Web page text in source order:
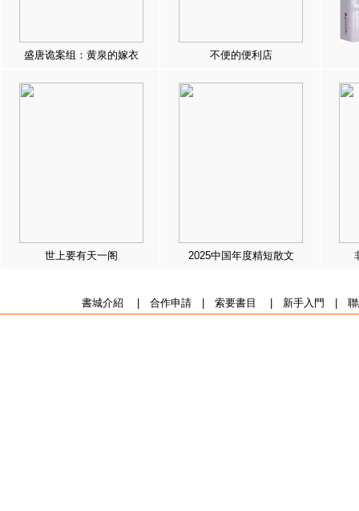
盛唐诡案组：黄泉的嫁衣 不便的便利店
世上要有天一阁 2025中国年度精短散文
書城介紹 合作申請| 索要書目 新手入門